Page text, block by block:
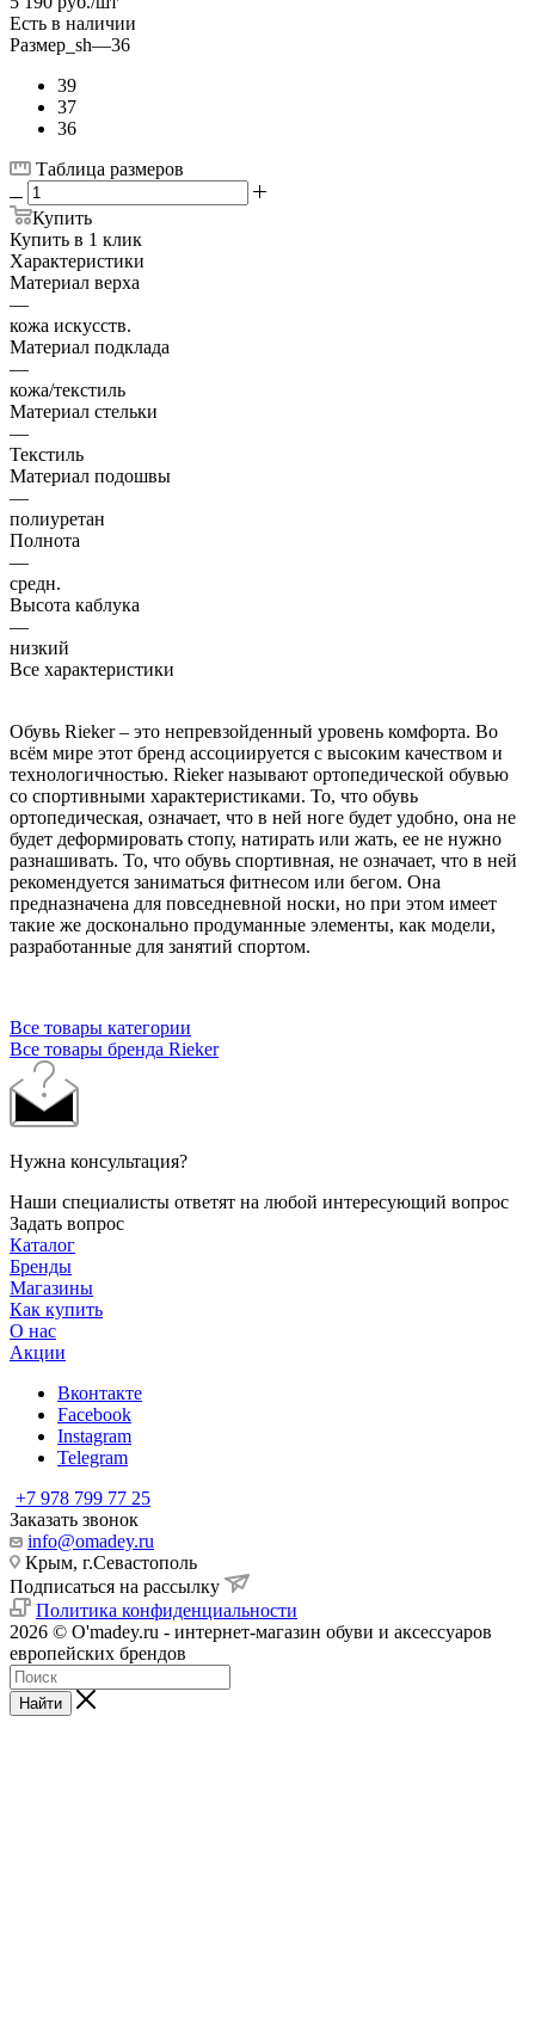
Есть в наличии
Размер_sh—36
39
37
36
Таблица размеров
Купить
Купить в 1 клик
Характеристики
Материал верха
—
кожа искусств.
Материал подклада
—
кожа/текстиль
Материал стельки
—
Текстиль
Материал подошвы
—
полиуретан
Полнота
—
средн.
Высота каблука
—
низкий
Все характеристики
Обувь Rieker – это непревзойденный уровень комфорта. Во
всём мире этот бренд ассоциируется с высоким качеством и
технологичностью. Rieker называют ортопедической обувью
со спортивными характеристиками. То, что обувь
ортопедическая, означает, что в ней ноге будет удобно, она не
будет деформировать стопу, натирать или жать, ее не нужно
разнашивать. То, что обувь спортивная, не означает, что в ней
рекомендуется заниматься фитнесом или бегом. Она
предназначена для повседневной носки, но при этом имеет
такие же досконально продуманные элементы, как модели,
разработанные для занятий спортом.
Все товары категории
Все товары бренда Rieker
Нужна консультация?
Наши специалисты ответят на любой интересующий вопрос
Задать вопрос
Каталог
Бренды
Магазины
Как купить
О нас
Акции
Вконтакте
Facebook
Instagram
Telegram
+7 978 799 77 25
Заказать звонок
info@omadey.ru
Крым, г.Севастополь
Подписаться на рассылку
Политика конфиденциальности
2026 © O'madey.ru - интернет-магазин обуви и аксессуаров
европейских брендов
Найти